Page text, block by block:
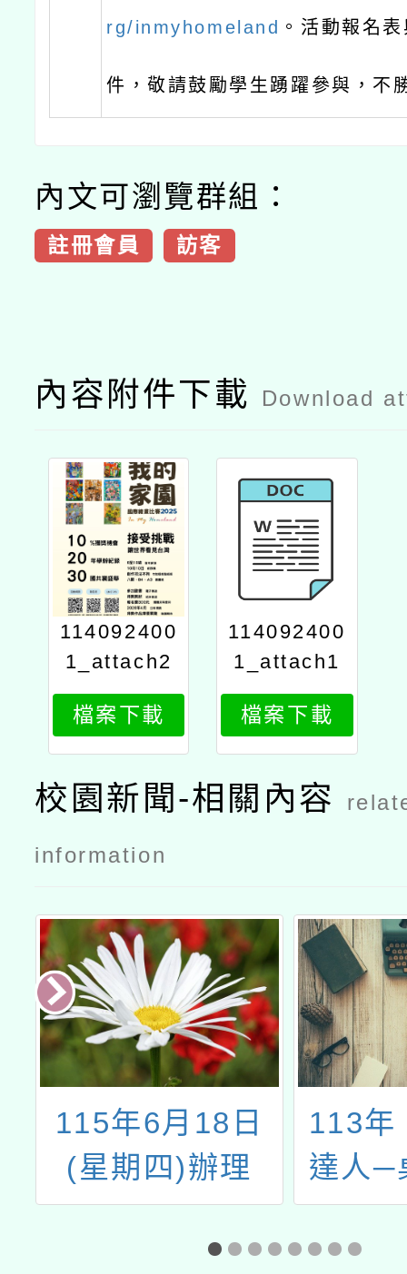
rg/inmyhomeland 。活動報名
件，敬請鼓勵學生踴躍參與，不
內文可瀏覽群組：
註冊會員 訪客
內容附件下載 Download
114092400
1_attach2
檔案下載
114092400
1_attach1
檔案下載
校園新聞-相關內容
information
115年6月18日
(星期四)辦理
「115年度環境
教育人員認證展
113年
達人─
GO！
賽活